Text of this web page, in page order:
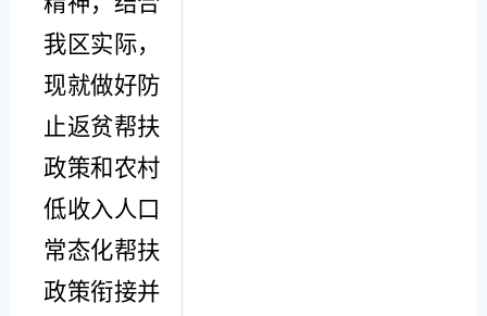
我区实际，
现就做好防
止返贫帮扶
政策和农村
低收入人口
常态化帮扶
政策衔接并